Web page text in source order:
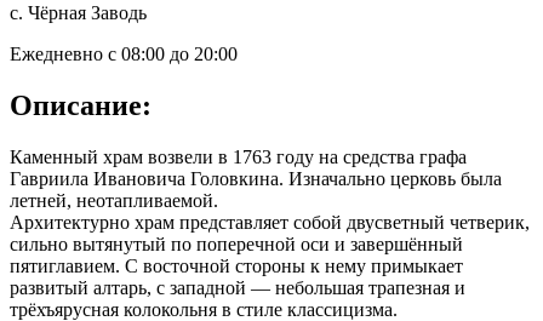
с. Чёрная Заводь
Ежедневно с 08:00 до 20:00
Описание:
Каменный храм возвели в 1763 году на средства графа
Гавриила Ивановича Головкина. Изначально церковь была
летней, неотапливаемой.
Архитектурно храм представляет собой двусветный четверик,
сильно вытянутый по поперечной оси и завершённый
пятиглавием. С восточной стороны к нему примыкает
развитый алтарь, с западной — небольшая трапезная и
трёхъярусная колокольня в стиле классицизма.